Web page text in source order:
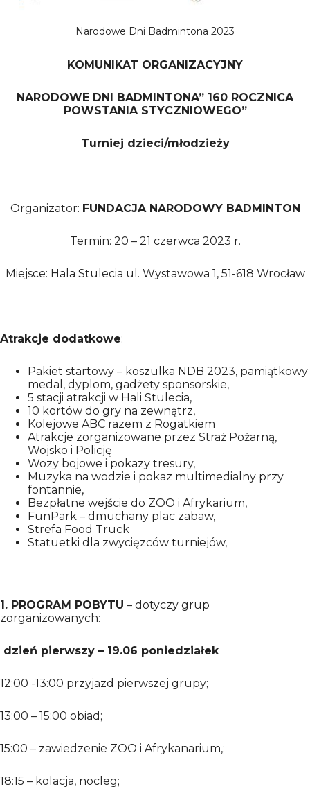
Narodowe Dni Badmintona 2023
KOMUNIKAT ORGANIZACYJNY
NARODOWE DNI BADMINTONA” 160 ROCZNICA
POWSTANIA STYCZNIOWEGO”
Turniej dzieci/młodzieży
Organizator: FUNDACJA NARODOWY BADMINTON
Termin: 20 – 21 czerwca 2023 r.
Miejsce: Hala Stulecia ul. Wystawowa 1, 51-618 Wrocław
Atrakcje dodatkowe:
Pakiet startowy – koszulka NDB 2023, pamiątkowy
medal, dyplom, gadżety sponsorskie,
5 stacji atrakcji w Hali Stulecia,
10 kortów do gry na zewnątrz,
Kolejowe ABC razem z Rogatkiem
Atrakcje zorganizowane przez Straż Pożarną,
Wojsko i Policję
Wozy bojowe i pokazy tresury,
Muzyka na wodzie i pokaz multimedialny przy
fontannie,
Bezpłatne wejście do ZOO i Afrykarium,
FunPark – dmuchany plac zabaw,
Strefa Food Truck
Statuetki dla zwycięzców turniejów,
1. PROGRAM POBYTU – dotyczy grup
zorganizowanych:
dzień pierwszy – 19.06 poniedziałek
12:00 -13:00 przyjazd pierwszej grupy;
13:00 – 15:00 obiad;
15:00 – zawiedzenie ZOO i Afrykanarium,;
18:15 – kolacja, nocleg;